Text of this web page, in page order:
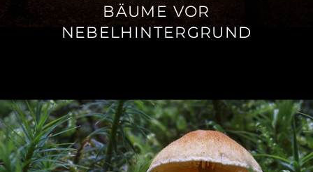
BÄUME VOR
NEBELHINTERGRUND